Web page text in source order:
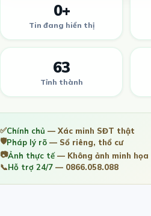
0+
Tin đang hiển thị
63
Tỉnh thành
✅Chính chủ — Xác minh SĐT thật
🛡️Pháp lý rõ — Sổ riêng, thổ cư
📷Ảnh thực tế— Không ảnh minh họa
📞Hỗ trợ 24/7 — 0866.058.088